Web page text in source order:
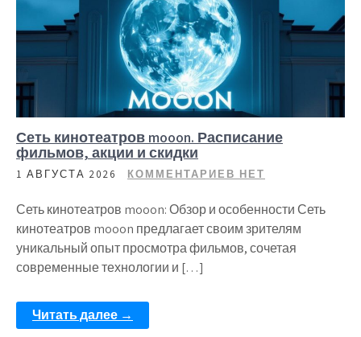
Сеть кинотеатров mooon. Расписание
фильмов, акции и скидки
1 АВГУСТА 2026 КОММЕНТАРИЕВ НЕТ
Сеть кинотеатров mooon: Обзор и особенности Сеть
кинотеатров mooon предлагает своим зрителям
уникальный опыт просмотра фильмов, сочетая
современные технологии и […]
Читать далее →